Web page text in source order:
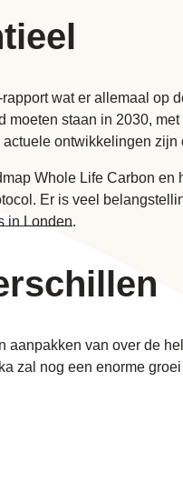
wat er allemaal
staan in 2030,
ontwikkelingen
Whole Life Carbon
Er is veel
in Londen.
aanpakken van over de
zal nog een enorme